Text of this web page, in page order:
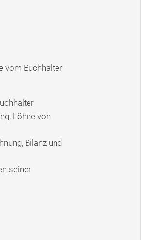
vom Buchhalter
Löhne von
Bilanz und
seiner